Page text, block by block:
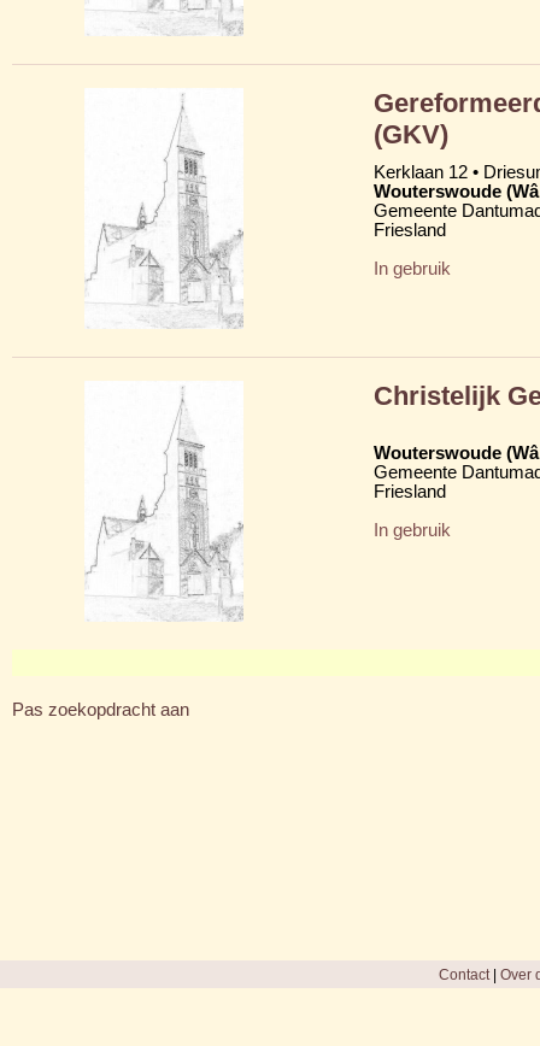
(GKV)
Kerklaan 12 •
Wouterswoude
Gemeente
Friesland
In gebruik
Christelijk
Wouterswoude
Gemeente
Friesland
In gebruik
Pas zoekopdracht aan
Contact| Over